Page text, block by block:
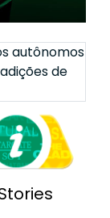
autônomos
de